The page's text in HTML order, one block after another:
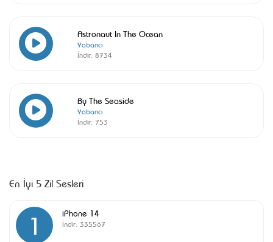
Astronaut In The Ocean
Yabancı
İndir: 8734
By The Seaside
Yabancı
İndir: 753
En İyi 5 Zil Sesleri
1 iPhone 14
İndir: 335567